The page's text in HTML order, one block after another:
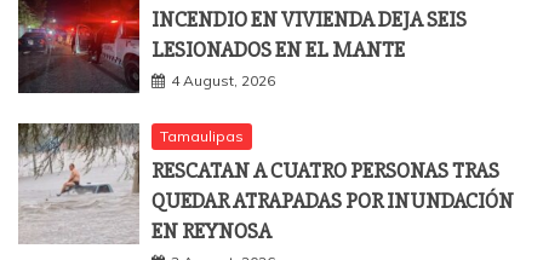
INCENDIO EN VIVIENDA DEJA SEIS
LESIONADOS EN EL MANTE
4 August, 2026
Tamaulipas
RESCATAN A CUATRO PERSONAS TRAS
QUEDAR ATRAPADAS POR INUNDACIÓN
EN REYNOSA